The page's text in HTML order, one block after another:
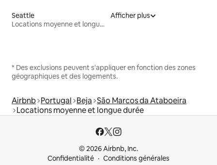
Seattle
Locations moyenne et longue durée
Afficher plus
* Des exclusions peuvent s'appliquer en fonction des zones
géographiques et des logements.
Airbnb Portugal Beja São Marcos da Ataboeira
Locations moyenne et longue durée
© 2026 Airbnb, Inc.
Confidentialité
Conditions générales